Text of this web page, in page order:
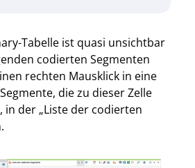
Tabelle ist quasi unsichtbar
codierten Segmenten
rechten Mausklick in eine
die zu dieser Zelle
in der „Liste der codierten